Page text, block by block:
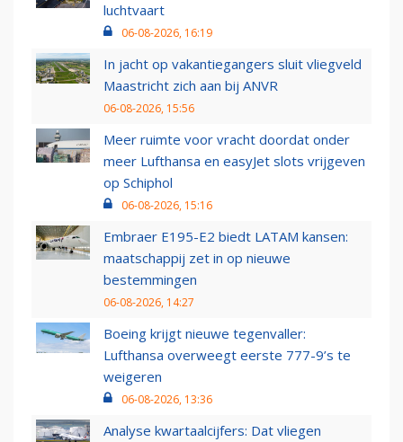
luchtvaart
06-08-2026, 16:19
In jacht op vakantiegangers sluit vliegveld
Maastricht zich aan bij ANVR
06-08-2026, 15:56
Meer ruimte voor vracht doordat onder
meer Lufthansa en easyJet slots vrijgeven
op Schiphol
06-08-2026, 15:16
Embraer E195-E2 biedt LATAM kansen:
maatschappij zet in op nieuwe
bestemmingen
06-08-2026, 14:27
Boeing krijgt nieuwe tegenvaller:
Lufthansa overweegt eerste 777-9’s te
weigeren
06-08-2026, 13:36
Analyse kwartaalcijfers: Dat vliegen